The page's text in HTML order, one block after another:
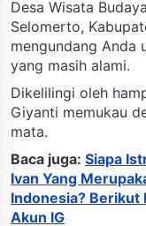
Desa Wisata
Selomerto,
mengundang Anda
yang masih alami.
Dikelilingi oleh
Giyanti memukau
mata.
Baca juga: Siapa
Ivan Yang
Indonesia? Berikut
Akun IG